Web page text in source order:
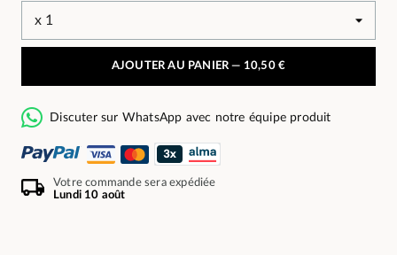
AJOUTER AU PANIER — 10,50 €
Discuter sur WhatsApp avec notre équipe produit
Votre commande sera expédiée
Lundi 10 août